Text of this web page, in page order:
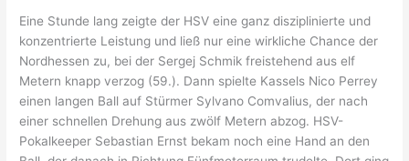
Eine Stunde lang zeigte der HSV eine ganz disziplinierte und
konzentrierte Leistung und ließ nur eine wirkliche Chance der
Nordhessen zu, bei der Sergej Schmik freistehend aus elf
Metern knapp verzog (59.). Dann spielte Kassels Nico Perrey
einen langen Ball auf Stürmer Sylvano Comvalius, der nach
einer schnellen Drehung aus zwölf Metern abzog. HSV-
Pokalkeeper Sebastian Ernst bekam noch eine Hand an den